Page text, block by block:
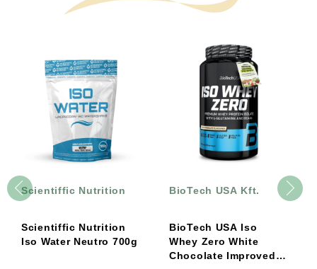
Scientiffic Nutrition
Scientiffic Nutrition
Iso Water Neutro 700g
BioTech USA Kft.
BioTech USA Iso
Whey Zero White
Chocolate Improved